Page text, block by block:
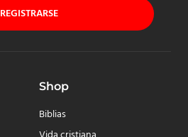
REGISTRARSE
Shop
Biblias